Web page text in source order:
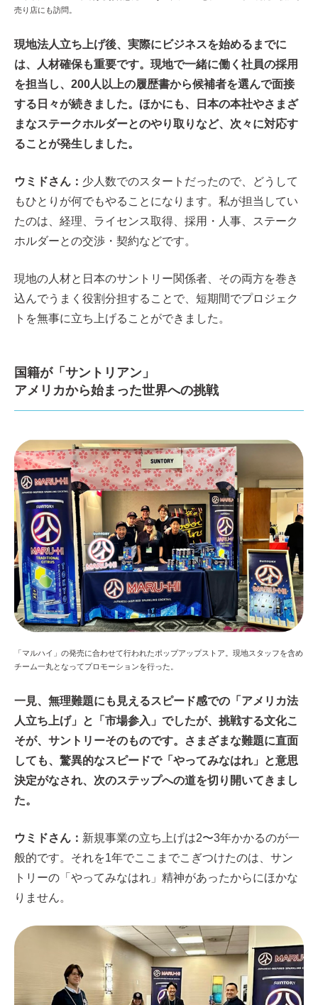
売り店にも訪問。
現地法人立ち上げ後、実際にビジネスを始めるまでに
は、人材確保も重要です。現地で一緒に働く社員の採用
を担当し、200人以上の履歴書から候補者を選んで面接
する日々が続きました。ほかにも、日本の本社やさまざ
まなステークホルダーとのやり取りなど、次々に対応す
ることが発生しました。
ウミドさん： 少人数でのスタートだったので、どうして
もひとりが何でもやることになります。私が担当してい
たのは、経理、ライセンス取得、採用・人事、ステーク
ホルダーとの交渉・契約などです。
現地の人材と日本のサントリー関係者、その両方を巻き
込んでうまく役割分担することで、短期間でプロジェク
トを無事に立ち上げることができました。
国籍が「サントリアン」
アメリカから始まった世界への挑戦
「マルハイ」の発売に合わせて行われたポップアップストア。現地スタッフを含め
チーム一丸となってプロモーションを行った。
一見、無理難題にも見えるスピード感での「アメリカ法
人立ち上げ」と「市場参入」でしたが、挑戦する文化こ
そが、サントリーそのものです。さまざまな難題に直面
しても、驚異的なスピードで「やってみなはれ」と意思
決定がなされ、次のステップへの道を切り開いてきまし
た。
ウミドさん： 新規事業の立ち上げは2〜3年かかるのが一
般的です。それを1年でここまでこぎつけたのは、サン
トリーの「やってみなはれ」精神があったからにほかな
りません。